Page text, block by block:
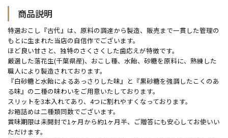
商品説明
特選おこし『古代』は、原料の調達から製造、販売まで一貫した管理の
もとに生まれた当店の自信作でございます。
ほど良い甘さと、独特のさくさくした歯応えが特徴です。
厳選した落花生(千葉県産)、おこし種、水飴、砂糖を原料に、熟練した
職人により製造されております。
『白砂糖と水飴によるあっさりした味』と『黒砂糖を強調したこくのあ
る味』の二種の味わいをご用意いたしております。
スリットを3本入れてあり、4つに割れやすくなっております。
お箱詰めは二種類同数でございます。
賞味期限は未開封で1ヶ月から約1ヶ月半、ご贈答にも安心してお使いい
ただけます。